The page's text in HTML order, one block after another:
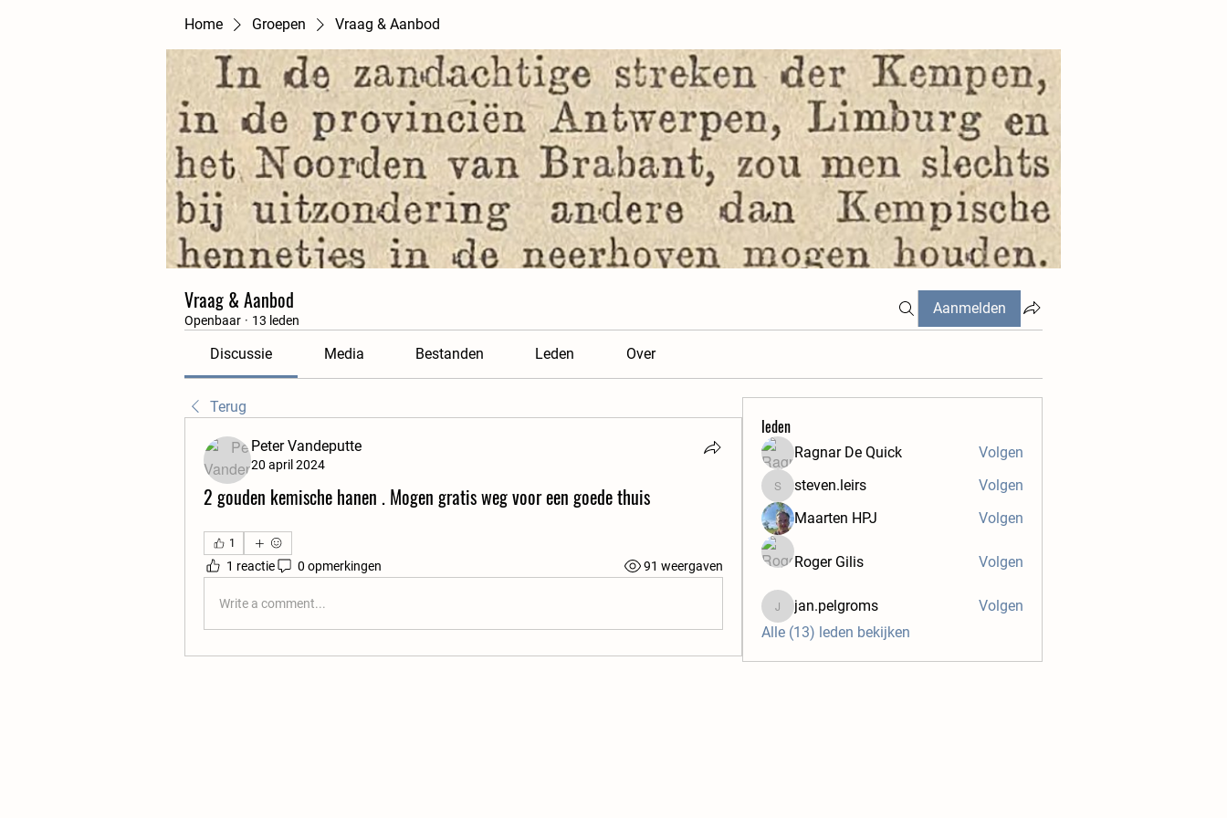
Home Groepen Vraag & Aanbod
Vraag & Aanbod
Openbaar · 13 leden
Aanmelden
Discussie Media Bestanden Leden Over
Terug
Peter Vandeputte
20 april 2024
2 gouden kemische hanen . Mogen gratis weg voor een goede thuis
1
1 reactie 0 opmerkingen 91 weergaven
Write a comment...
leden
Ragnar De Quick Volgen
steven.leirs
steven.leirs
Volgen
Maarten HPJ
Volgen
Roger Gilis Volgen
jan.pelgroms
jan.pelgroms
Volgen
Alle (13) leden bekijken